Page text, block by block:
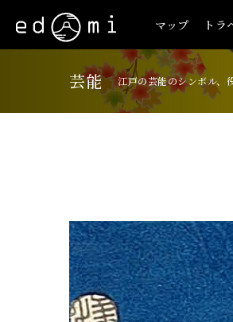
マップ トラ
芸能 江戸の芸能のシンボル、
+
-